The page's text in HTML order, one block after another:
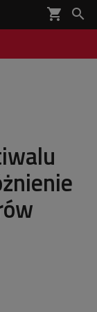
shopping_cart 
